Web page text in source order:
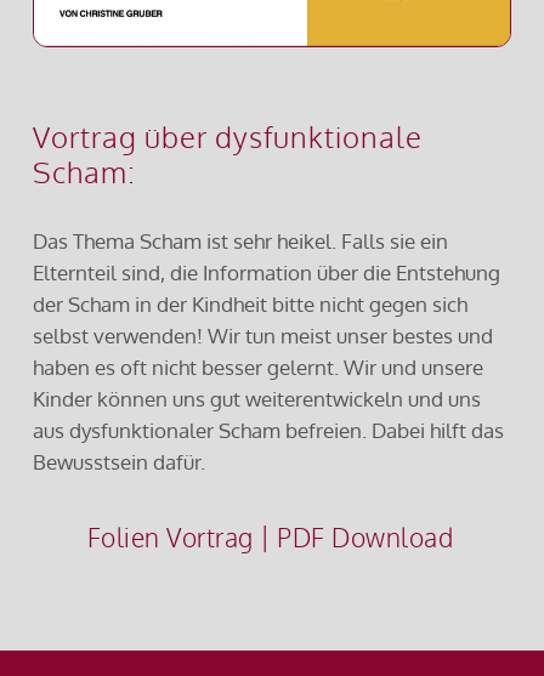
Vortrag über dysfunktionale
Scham:
Das Thema Scham ist sehr heikel. Falls sie ein
Elternteil sind, die Information über die Entstehung
der Scham in der Kindheit bitte nicht gegen sich
selbst verwenden! Wir tun meist unser bestes und
haben es oft nicht besser gelernt. Wir und unsere
Kinder können uns gut weiterentwickeln und uns
aus dysfunktionaler Scham befreien. Dabei hilft das
Bewusstsein dafür.
Folien Vortrag | PDF Download